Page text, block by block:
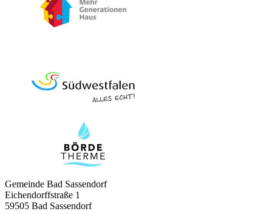
Gemeinde Bad Sassendorf
Eichendorffstraße 1
59505 Bad Sassendorf